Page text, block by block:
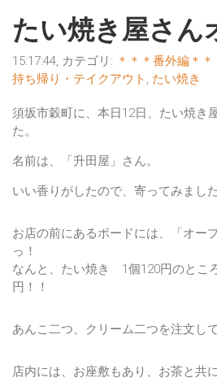
たい焼き屋さん
15:17:44, カテゴリ: ＊＊＊番外編＊＊
持ち帰り・テイクアウト , たい焼き
須坂市穀町に、本日12日、たい焼き
た。
名前は、「升田屋」さん。
いい香りがしたので、寄ってみました
お店の前にあるボードには、「オー
っ！
なんと、たい焼き 1個120円のとこ
円！！
あんこ二つ、クリーム二つを注文し
店内には、お座敷もあり、お茶と共